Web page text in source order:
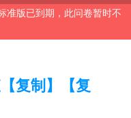
准版已到期，此问卷暂时不
复制】【复